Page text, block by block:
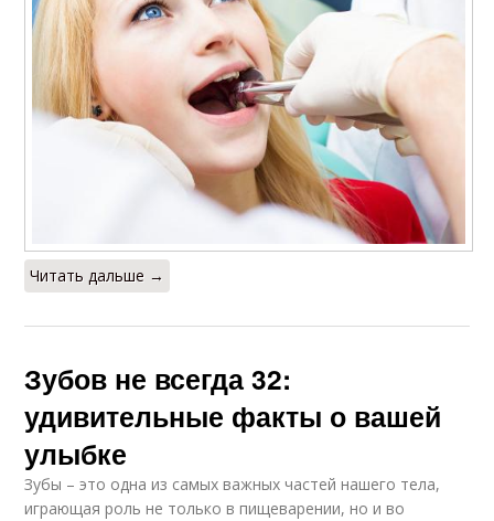
Читать дальше →
Зубов не всегда 32:
удивительные факты о вашей
улыбке
Зубы – это одна из самых важных частей нашего тела,
играющая роль не только в пищеварении, но и во